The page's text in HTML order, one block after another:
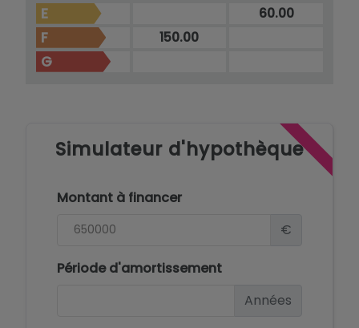
E
60.00
F 150.00
G
Simulateur d'hypothèque
Montant à financer
€
Période d'amortissement
Années